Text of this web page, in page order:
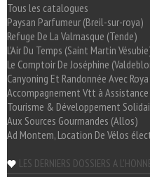
Tous les catalogues
Paysan Parfumeur (Breil-sur-roya)
Refuge De La Valmasque (Tende)
L'Air Du Temps (Saint Martin
Le Comptoir De Joséphine
Canyoning Et Randonnée Avec
Accompagnement Vtt à
Tourisme & Développement
Aux Sources Gourmandes (Allos)
Ad Montem, Location De Vélos
LES DERNIERS DOSSIERS A